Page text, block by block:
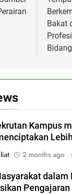
Bakat
Kampus
2 months ago
dalam
Pengajaran